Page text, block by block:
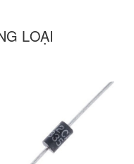
LOẠI